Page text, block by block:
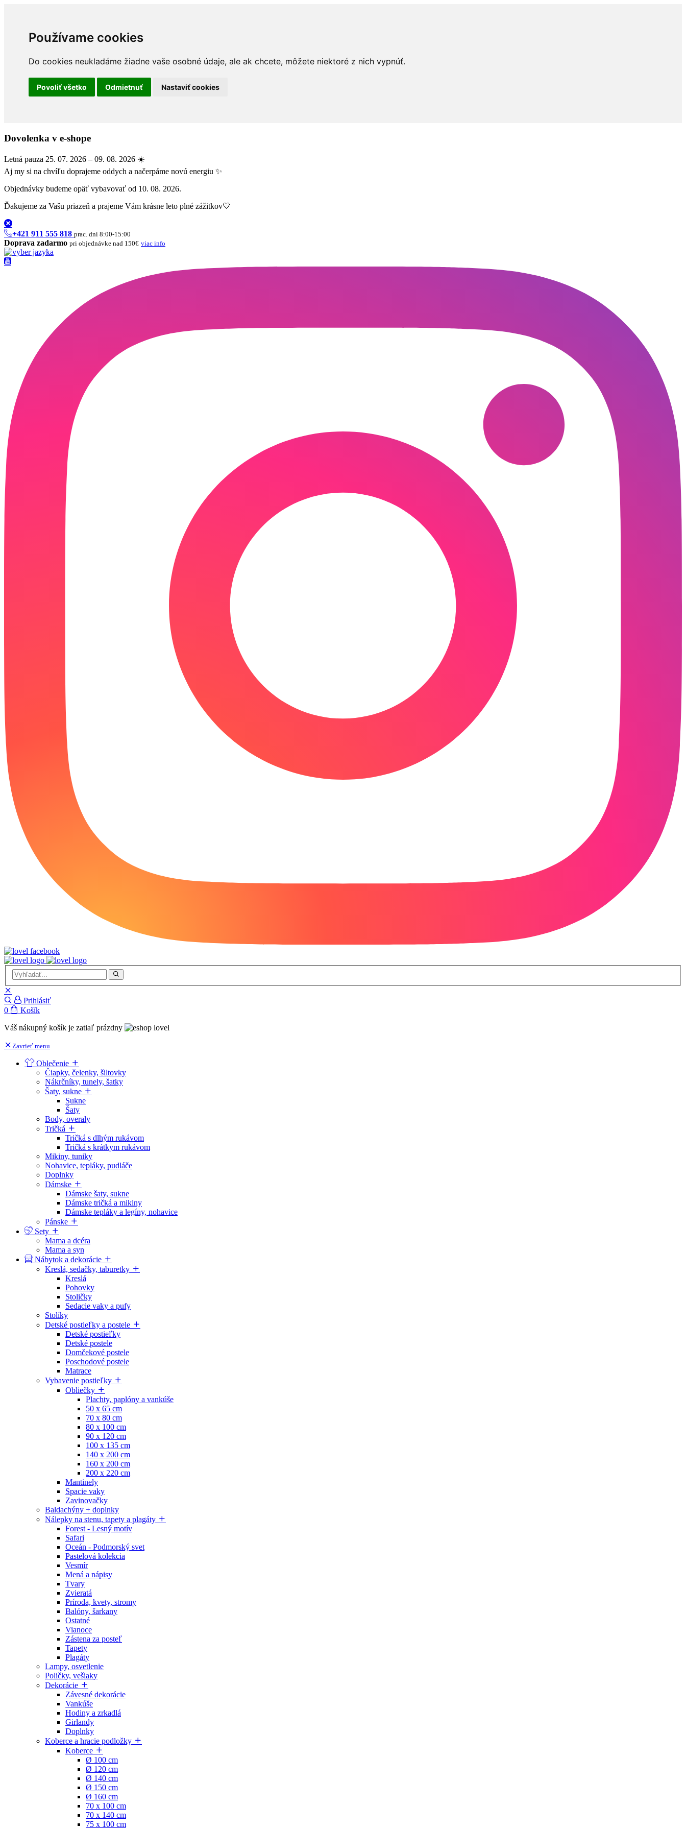
Používame cookies
Do cookies neukladáme žiadne vaše osobné údaje, ale ak chcete, môžete niektoré z nich vypnúť.
Povoliť všetko Odmietnuť Nastaviť cookies
Dovolenka v e-shope
Letná pauza 25. 07. 2026 – 09. 08. 2026 ☀️
Aj my si na chvíľu doprajeme oddych a načerpáme novú energiu ✨
Objednávky budeme opäť vybavovať od 10. 08. 2026.
Ďakujeme za Vašu priazeň a prajeme Vám krásne leto plné zážitkov💛
+421 911 555 818 prac. dni 8:00-15:00
Doprava zadarmo pri objednávke nad 150€ viac info
Prihlásiť
0
Košík
Váš nákupný košík je zatiaľ prázdny
Zavrieť menu
Oblečenie
Čiapky, čelenky, šiltovky
Nákrčníky, tunely, šatky
Šaty, sukne
Sukne
Šaty
Body, overaly
Tričká
Tričká s dlhým rukávom
Tričká s krátkym rukávom
Mikiny, tuniky
Nohavice, tepláky, pudláče
Doplnky
Dámske
Dámske šaty, sukne
Dámske tričká a mikiny
Dámske tepláky a legíny, nohavice
Pánske
Sety
Mama a dcéra
Mama a syn
Nábytok a dekorácie
Kreslá, sedačky, taburetky
Kreslá
Pohovky
Stoličky
Sedacie vaky a pufy
Stolíky
Detské postieľky a postele
Detské postieľky
Detské postele
Domčekové postele
Poschodové postele
Matrace
Vybavenie postieľky
Obliečky
Plachty, paplóny a vankúše
50 x 65 cm
70 x 80 cm
80 x 100 cm
90 x 120 cm
100 x 135 cm
140 x 200 cm
160 x 200 cm
200 x 220 cm
Mantinely
Spacie vaky
Zavinovačky
Baldachýny + doplnky
Nálepky na stenu, tapety a plagáty
Forest - Lesný motív
Safari
Oceán - Podmorský svet
Pastelová kolekcia
Vesmír
Mená a nápisy
Tvary
Zvieratá
Príroda, kvety, stromy
Balóny, šarkany
Ostatné
Vianoce
Zástena za posteľ
Tapety
Plagáty
Lampy, osvetlenie
Poličky, vešiaky
Dekorácie
Závesné dekorácie
Vankúše
Hodiny a zrkadlá
Girlandy
Doplnky
Koberce a hracie podložky
Koberce
Ø 100 cm
Ø 120 cm
Ø 140 cm
Ø 150 cm
Ø 160 cm
70 x 100 cm
70 x 140 cm
75 x 100 cm